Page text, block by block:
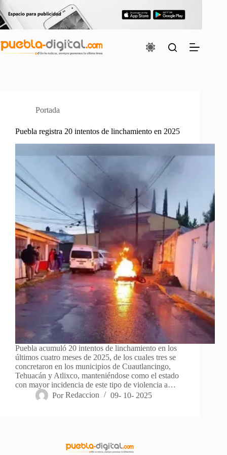
al
contenido
Portada
Puebla registra 20 intentos de linchamiento en 2025
Puebla acumuló 20 intentos de linchamiento en los
últimos cuatro meses de 2025, de los cuales tres se
concretaron en los municipios de Cuautlancingo,
Tehuacán y Atlixco, manteniéndose como el estado
con mayor incidencia de este tipo de violencia a…
Por Redaccion 09- 10- 2025